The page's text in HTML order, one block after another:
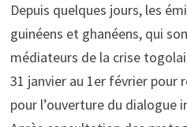
Depuis quelques jours, les
guinéens et ghanéens, qui
médiateurs de la crise
31 janvier au 1er février pour
pour l’ouverture du dialogue